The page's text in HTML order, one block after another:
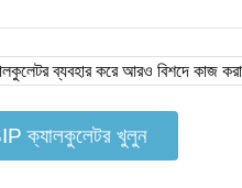
ব্যবহার করে আরও বিশদে কাজ করা
ক্যালকুলেটর খুলুন